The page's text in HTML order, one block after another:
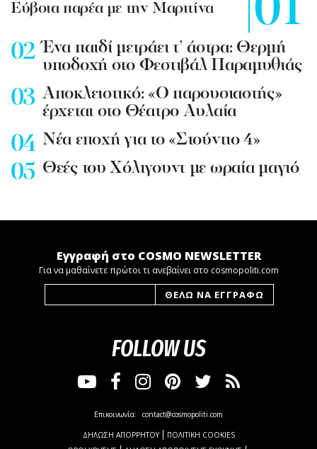
Εύβοια παρέα με την Μαριτίνα
Ένα παιδί μετράει τ’ άστρα: Θερμή
υποδοχή στο Φεστιβάλ Παραμυθιάς
Aποκλειστικό: «Ο παρουσιαστής»
έρχεται στο Θέατρο Αυλαία
Nέα εποχή για το «Στούντιο 4»
Θεές του Χόλιγουντ με ωραία μαγιό
Εγγραφή στο COSMO NEWSLETTER
Για να μαθαίνετε πρώτοι τι ανεβαίνει στο cosmopoliti.com
FOLLOW US
Επικοινωνία: contact@cosmopoliti.com
ΔΗΛΩΣΗ ΑΠΟΡΡΗΤΟΥ
ΠΟΛΙΤΙΚΗ COOKIES